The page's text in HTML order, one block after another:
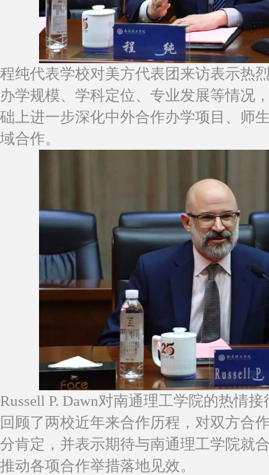
程纯代表学校对美方代表团来访表示热
办学规模、学科定位、专业发展等情况
础上进一步深化中外合作办学项目、师
域合作。
Russell P. Dawn对南通理工学院的热情
回顾了两校近年来合作历程，对双方合
分肯定，并表示期待与南通理工学院就
推动各项合作举措落地见效。